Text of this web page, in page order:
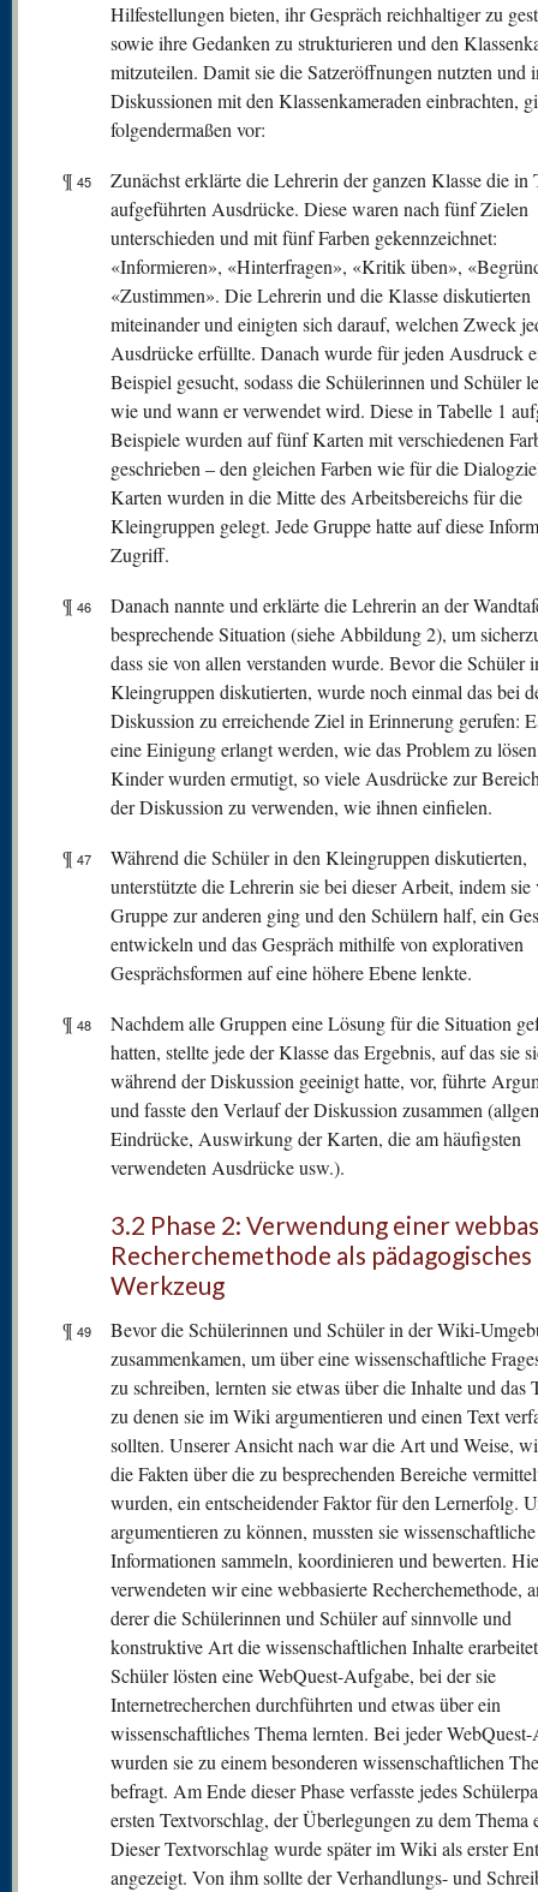
Hilfestellungen bieten, ihr Gespräch reichhaltiger zu
sowie ihre Gedanken zu strukturieren und den
mitzuteilen. Damit sie die Satzeröffnungen nutzten und
Diskussionen mit den Klassenkameraden einbrachten,
folgendermaßen vor:
¶ 45
Zunächst erklärte die Lehrerin der ganzen Klasse die in
aufgeführten Ausdrücke. Diese waren nach fünf Zielen
unterschieden und mit fünf Farben gekennzeichnet:
«Informieren», «Hinterfragen», «Kritik üben»,
«Zustimmen». Die Lehrerin und die Klasse diskutierten
miteinander und einigten sich darauf, welchen Zweck
Ausdrücke erfüllte. Danach wurde für jeden Ausdruck
Beispiel gesucht, sodass die Schülerinnen und Schüler
wie und wann er verwendet wird. Diese in Tabelle 1
Beispiele wurden auf fünf Karten mit verschiedenen
geschrieben – den gleichen Farben wie für die
Karten wurden in die Mitte des Arbeitsbereichs für die
Kleingruppen gelegt. Jede Gruppe hatte auf diese
Zugriff.
¶ 46
Danach nannte und erklärte die Lehrerin an der
besprechende Situation (siehe Abbildung 2), um
dass sie von allen verstanden wurde. Bevor die Schüler
Kleingruppen diskutierten, wurde noch einmal das bei
Diskussion zu erreichende Ziel in Erinnerung gerufen:
eine Einigung erlangt werden, wie das Problem zu
Kinder wurden ermutigt, so viele Ausdrücke zur
der Diskussion zu verwenden, wie ihnen einfielen.
¶ 47
Während die Schüler in den Kleingruppen diskutierten,
unterstützte die Lehrerin sie bei dieser Arbeit, indem sie
Gruppe zur anderen ging und den Schülern half, ein
entwickeln und das Gespräch mithilfe von explorativen
Gesprächsformen auf eine höhere Ebene lenkte.
¶ 48
Nachdem alle Gruppen eine Lösung für die Situation
hatten, stellte jede der Klasse das Ergebnis, auf das sie
während der Diskussion geeinigt hatte, vor, führte
und fasste den Verlauf der Diskussion zusammen
Eindrücke, Auswirkung der Karten, die am häufigsten
verwendeten Ausdrücke usw.).
3.2 Phase 2: Verwendung einer
Recherchemethode als pädagogisches
Werkzeug
¶ 49
Bevor die Schülerinnen und Schüler in der Wiki-
zusammenkamen, um über eine wissenschaftliche
zu schreiben, lernten sie etwas über die Inhalte und das
zu denen sie im Wiki argumentieren und einen Text
sollten. Unserer Ansicht nach war die Art und Weise,
die Fakten über die zu besprechenden Bereiche
wurden, ein entscheidender Faktor für den Lernerfolg.
argumentieren zu können, mussten sie wissenschaftliche
Informationen sammeln, koordinieren und bewerten.
verwendeten wir eine webbasierte Recherchemethode,
derer die Schülerinnen und Schüler auf sinnvolle und
konstruktive Art die wissenschaftlichen Inhalte
Schüler lösten eine WebQuest-Aufgabe, bei der sie
Internetrecherchen durchführten und etwas über ein
wissenschaftliches Thema lernten. Bei jeder
wurden sie zu einem besonderen wissenschaftlichen
befragt. Am Ende dieser Phase verfasste jedes
ersten Textvorschlag, der Überlegungen zu dem Thema
Dieser Textvorschlag wurde später im Wiki als erster
angezeigt. Von ihm sollte der Verhandlungs- und